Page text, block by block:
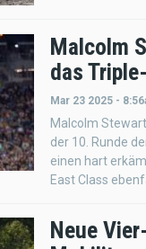
Malcolm
das
Mar 23 2025 -
Malcolm
der 10. Runde
einen hart
East Class
Neue